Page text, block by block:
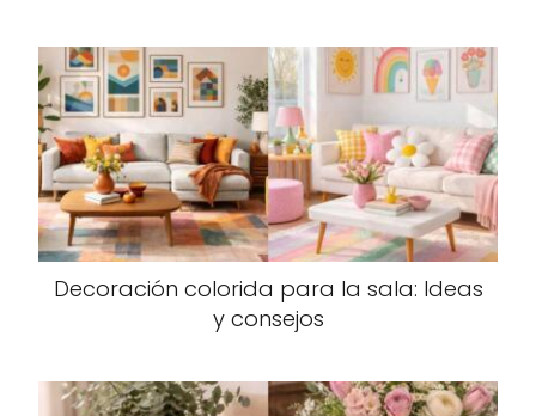
Decoración colorida para la sala: Ideas
y consejos